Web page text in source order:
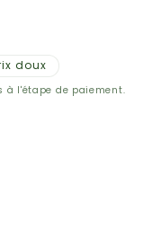
doux
à l'étape de paiement.